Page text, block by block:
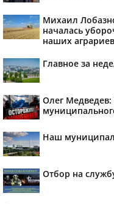
Михаил
началась
наших аграриев
Главное за
Олег
Наш
Отбор на